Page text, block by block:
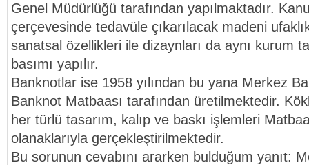
Genel Müdürlüğü tarafından yapılmaktadır.
çerçevesinde tedavüle çıkarılacak madeni
sanatsal özellikleri ile dizaynları da aynı kurum
basımı yapılır.
Banknotlar ise 1958 yılından bu yana Merkez
Banknot Matbaası tarafından üretilmektedir.
her türlü tasarım, kalıp ve baskı işlemleri
olanaklarıyla gerçekleştirilmektedir.
Bu sorunun cevabını ararken bulduğum yanıt: